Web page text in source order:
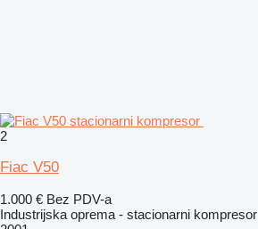
2
Fiac V50
1.000 € Bez PDV-a
Industrijska oprema - stacionarni kompresor